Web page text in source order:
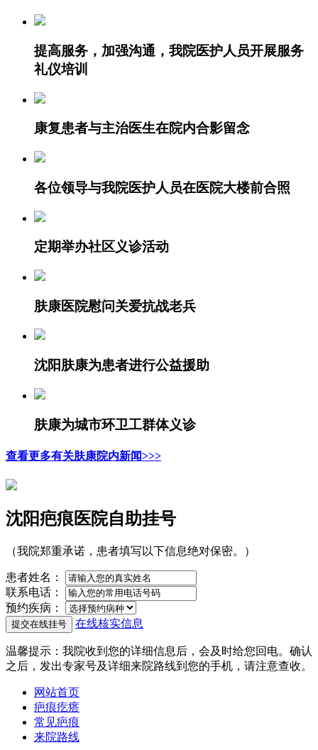
提高服务，加强沟通，我院医护人员开展服务
礼仪培训
康复患者与主治医生在院内合影留念
各位领导与我院医护人员在医院大楼前合照
定期举办社区义诊活动
肤康医院慰问关爱抗战老兵
沈阳肤康为患者进行公益援助
肤康为城市环卫工群体义诊
查看更多有关肤康院内新闻>>>
沈阳疤痕医院自助挂号
（我院郑重承诺，患者填写以下信息绝对保密。）
患者姓名：
联系电话：
预约疾病：
在线核实信息
温馨提示 ：我院收到您的详细信息后，会及时给您回电。确认
之后，发出专家号及详细来院路线到您的手机，请注意查收。
网站首页
疤痕疙瘩
常见疤痕
来院路线